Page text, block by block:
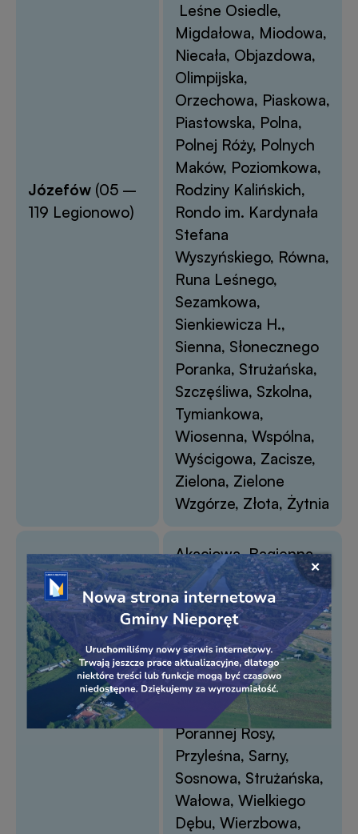
Przejdź
do
linku
banera
okno
popup
Józefów (05 –
119 Legionowo)
Leśne Osiedle,
Migdałowa, Miodowa,
Niecała, Objazdowa,
Olimpijska,
Orzechowa, Piaskowa,
Piastowska, Polna,
Polnej Róży, Polnych
Maków, Poziomkowa,
Rodziny Kalińskich,
Rondo im. Kardynała
Stefana
Wyszyńskiego, Równa,
Runa Leśnego,
Sezamkowa,
Sienkiewicza H.,
Sienna, Słonecznego
Poranka, Strużańska,
Szczęśliwa, Szkolna,
Tymiankowa,
Wiosenna, Wspólna,
Wyścigowa, Zacisze,
Zielona, Zielone
Wzgórze, Złota, Żytnia
Kąty Węgierskie
Akacjowa, Bagienna,
Błotnista, Cedrowa,
Gajowa, Jana
Kazimierza, Kościelna,
Marzycieli,
Modrzewiowa,
Molinezji, Olchowa,
Opal, Parkowa,
Porannej Rosy,
Przyleśna, Sarny,
Sosnowa, Strużańska,
Wałowa, Wielkiego
Dębu, Wierzbowa,